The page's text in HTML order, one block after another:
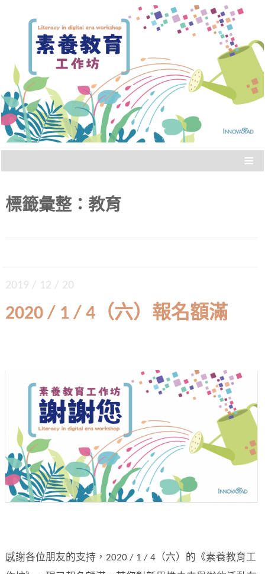
素養教育工作坊
Literacy in digital era workshop
≡
標籤彙整： 教育
2019 / 12 / 20
2020 / 1 / 4（六）報名額滿
感謝各位朋友的支持，2020 / 1 / 4（六）的《素養教育工